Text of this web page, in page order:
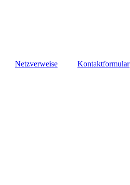
Netzverweise Kontaktformular